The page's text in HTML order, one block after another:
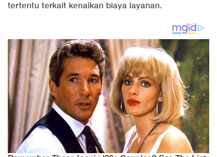
tertentu terkait kenaikan biaya layanan.